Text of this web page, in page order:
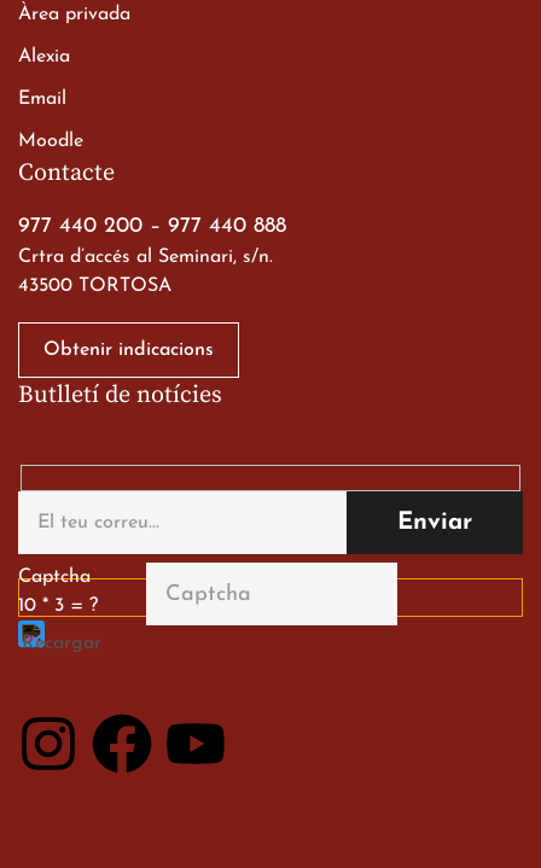
a les ciutats imperials
alumnes al Tortosa
English Festival
13 de març de 2026
Contacte
977 440 200 – 977 440 888
Crtra d’accés al Seminari, s/n.
43500 TORTOSA
Obtenir indicacions
Àrea privada
Alexia
Email
Moodle
Butlletí de notícies
Captcha
10 * 3 = ?